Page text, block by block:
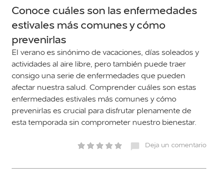
Conoce cuáles son las enfermedades
estivales más comunes y cómo
prevenirlas
El verano es sinónimo de vacaciones, días soleados y
actividades al aire libre, pero también puede traer
consigo una serie de enfermedades que pueden
afectar nuestra salud. Comprender cuáles son estas
enfermedades estivales más comunes y cómo
prevenirlas es crucial para disfrutar plenamente de
esta temporada sin comprometer nuestro bienestar.
Deja un comentario